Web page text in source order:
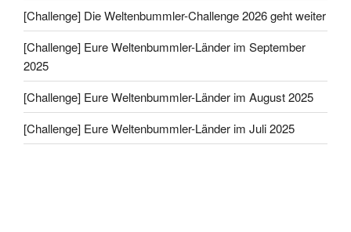
[Challenge] Die Weltenbummler-Challenge 2026 geht weiter
[Challenge] Eure Weltenbummler-Länder im September
2025
[Challenge] Eure Weltenbummler-Länder im August 2025
[Challenge] Eure Weltenbummler-Länder im Juli 2025